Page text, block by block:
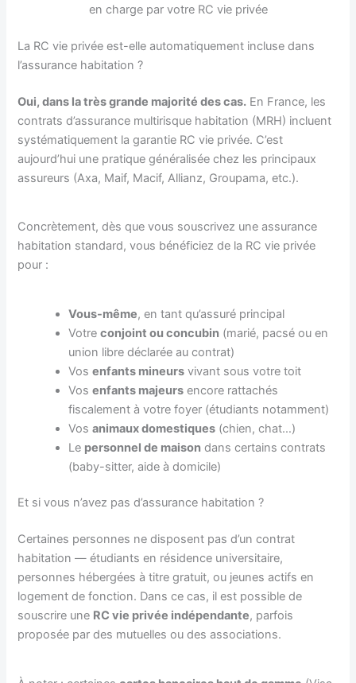
en charge par votre RC vie privée
La RC vie privée est-elle automatiquement incluse dans
l’assurance habitation ?
Oui, dans la très grande majorité des cas. En France, les
contrats d’assurance multirisque habitation (MRH) incluent
systématiquement la garantie RC vie privée. C’est
aujourd’hui une pratique généralisée chez les principaux
assureurs (Axa, Maif, Macif, Allianz, Groupama, etc.).
Concrètement, dès que vous souscrivez une assurance
habitation standard, vous bénéficiez de la RC vie privée
pour :
Vous-même, en tant qu’assuré principal
Votreconjoint ou concubin (marié, pacsé ou en
union libre déclarée au contrat)
Vosenfants mineurs vivant sous votre toit
Vosenfants majeurs encore rattachés
fiscalement à votre foyer (étudiants notamment)
Vosanimaux domestiques (chien, chat…)
Le personnel de maison dans certains contrats
(baby-sitter, aide à domicile)
Et si vous n’avez pas d’assurance habitation ?
Certaines personnes ne disposent pas d’un contrat
habitation — étudiants en résidence universitaire,
personnes hébergées à titre gratuit, ou jeunes actifs en
logement de fonction. Dans ce cas, il est possible de
souscrire une RC vie privée indépendante, parfois
proposée par des mutuelles ou des associations.